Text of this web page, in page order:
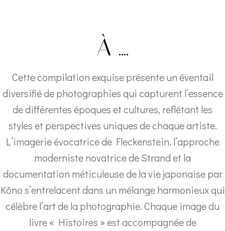
À ….
Cette compilation exquise présente un éventail
diversifié de photographies qui capturent l’essence
de différentes époques et cultures, reflétant les
styles et perspectives uniques de chaque artiste.
L’imagerie évocatrice de Fleckenstein, l’approche
moderniste novatrice de Strand et la
documentation méticuleuse de la vie japonaise par
Kōno s’entrelacent dans un mélange harmonieux qui
célèbre l’art de la photographie. Chaque image du
livre « Histoires » est accompagnée de